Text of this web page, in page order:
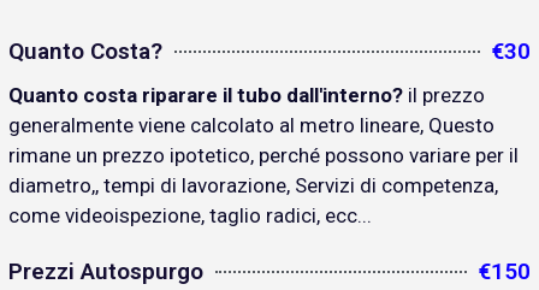
Quanto Costa? €30
Quanto costa riparare il tubo dall'interno? il prezzo
generalmente viene calcolato al metro lineare, Questo
rimane un prezzo ipotetico, perché possono variare per il
diametro,, tempi di lavorazione, Servizi di competenza,
come videoispezione, taglio radici, ecc...
Prezzi Autospurgo €150